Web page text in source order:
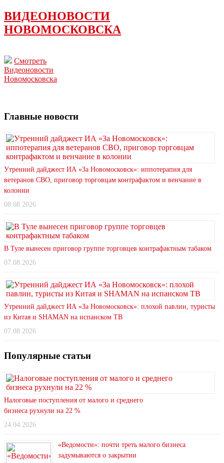
ВИДЕОНОВОСТИ
НОВОМОСКОВСКА
Смотреть
Видеоновости
Новомосковска
Главные новости
Утренний дайджест ИА «За Новомосковск»: иппотерапия для
ветеранов СВО, приговор торговцам контрафактом и венчание в
колонии
08.08.2026
В Туле вынесен приговор группе торговцев контрафактным табаком
07.08.2026
Утренний дайджест ИА «За Новомосковск»: плохой павлин, туристы
из Китая и SHAMAN на испанском ТВ
07.08.2026
Популярные статьи
Налоговые поступления от малого и среднего
бизнеса рухнули на 22 %
24.04.2026
«Ведомости»: почти треть малого бизнеса
задумываются о закрытии